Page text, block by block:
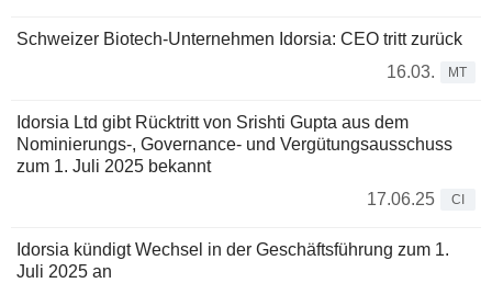
Schweizer Biotech-Unternehmen Idorsia: CEO tritt zurück
16.03.
MT
Idorsia Ltd gibt Rücktritt von Srishti Gupta aus dem
Nominierungs-, Governance- und Vergütungsausschuss
zum 1. Juli 2025 bekannt
17.06.25
CI
Idorsia kündigt Wechsel in der Geschäftsführung zum 1.
Juli 2025 an